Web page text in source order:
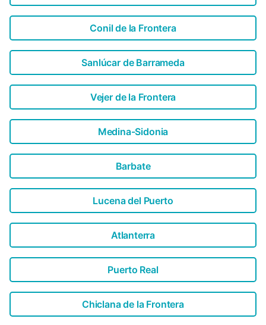
Conil de la Frontera
Sanlúcar de Barrameda
Vejer de la Frontera
Medina-Sidonia
Barbate
Lucena del Puerto
Atlanterra
Puerto Real
Chiclana de la Frontera